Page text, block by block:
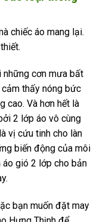
chiếc áo mang lại.
những cơn mưa bất
thấy nóng bức
cao. Và hơn hết là
2 lớp áo vô cùng
vị cứu tinh cho làn
biến động của môi
gió 2 lớp cho bản
bạn muốn đặt may